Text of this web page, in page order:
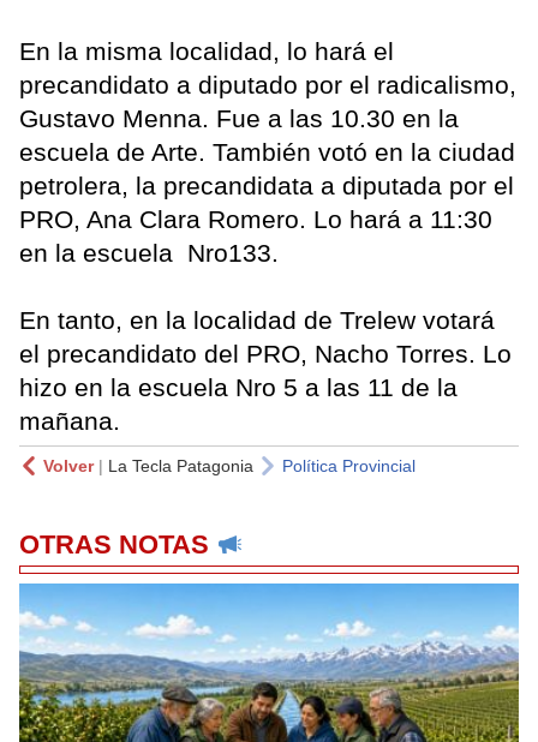
En la misma localidad, lo hará el
precandidato a diputado por el radicalismo,
Gustavo Menna. Fue a las 10.30 en la
escuela de Arte. También votó en la ciudad
petrolera, la precandidata a diputada por el
PRO, Ana Clara Romero. Lo hará a 11:30
en la escuela Nro133.
En tanto, en la localidad de Trelew votará
el precandidato del PRO, Nacho Torres. Lo
hizo en la escuela Nro 5 a las 11 de la
mañana.
Volver| La Tecla Patagonia Política Provincial
OTRAS NOTAS